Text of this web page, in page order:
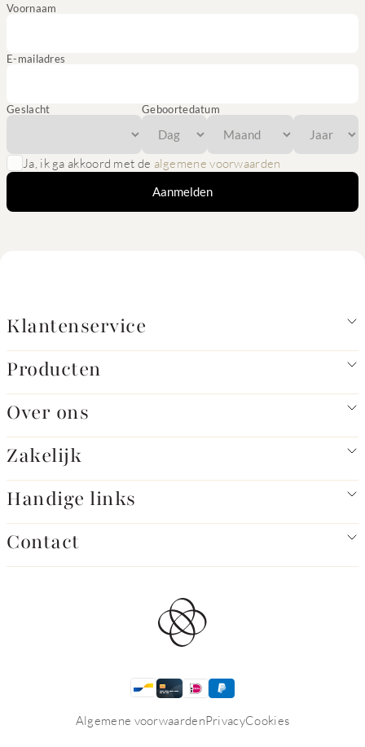
Voornaam
E-mailadres
Geslacht Geboortedatum
Ja, ik ga akkoord met de algemene voorwaarden
Aanmelden
Klantenservice
Producten
Over ons
Zakelijk
Handige links
Contact
Algemene voorwaardenPrivacyCookies